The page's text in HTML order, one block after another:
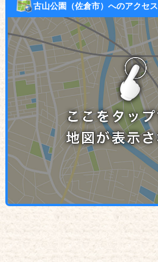
古山公園（佐倉市）へのアクセス